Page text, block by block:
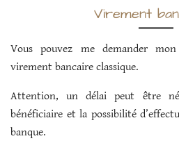
Virement
Vous pouvez me demander
virement bancaire classique.
Attention, un délai peut être
bénéficiaire et la possibilité
banque.